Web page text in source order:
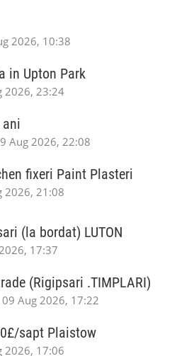
2026, 10:38
in Upton Park
2026, 23:24
ani
Aug 2026, 22:08
fixeri Paint Plasteri
2026, 21:08
(la bordat) LUTON
17:37
(Rigipsari .TIMPLARI)
Aug 2026, 17:22
sapt Plaistow
2026, 17:06